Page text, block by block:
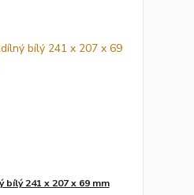
bílý 241 x 207 x 69 mm